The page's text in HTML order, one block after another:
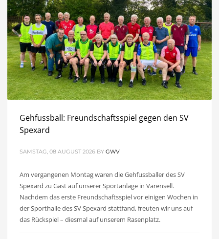
Gehfussball: Freundschaftsspiel gegen den SV
Spexard
SAMSTAG, 08 AUGUST 2026 BY GWV
Am vergangenen Montag waren die Gehfussballer des SV
Spexard zu Gast auf unserer Sportanlage in Varensell.
Nachdem das erste Freundschaftsspiel vor einigen Wochen in
der Sporthalle des SV Spexard stattfand, freuten wir uns auf
das Rückspiel – diesmal auf unserem Rasenplatz.